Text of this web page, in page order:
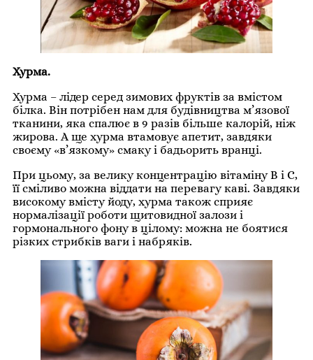
Хурма.
Хурма – лідер серед зимових фруктів за вмістом
білка. Він потрібен нам для будівництва м’язової
тканини, яка спалює в 9 разів більше калорій, ніж
жирова. А ще хурма втамовує апетит, завдяки
своєму «в’язкому» смаку і бадьорить вранці.
При цьому, за велику концентрацію вітаміну В і С,
її сміливо можна віддати на перевагу каві. Завдяки
високому вмісту йоду, хурма також сприяє
нормалізації роботи щитовидної залози і
гоpмонального фону в цілому: можна не боятися
різких стрибків ваги і набряків.